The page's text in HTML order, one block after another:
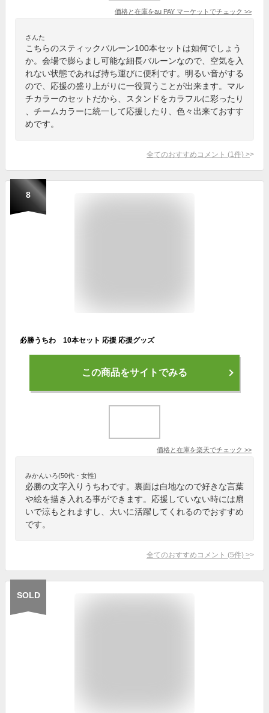
価格と在庫をau PAY マーケット でチェック >>
さんた
こちらのスティックバルーン100本セットは如何でしょう
か。会場で膨らまし可能な細長バルーンなので、空気を入
れない状態であれば持ち運びに便利です。明るい音がする
ので、応援の盛り上がりに一役買うことが出来ます。マル
チカラーのセットだから、スタンドをカラフルに彩ったり
、チームカラーに統一して応援したり、色々出来ておすす
めです。
全てのおすすめコメント (1 件) >
8
必勝うちわ 10本セット 応援 応援グッズ
この商品をサイトでみる
価格と在庫を楽天でチェック >>
みかんいろ(50代・女性)
必勝の文字入りうちわです。裏面は白地なので好きな言葉
や絵を描き入れる事ができます。応援していない時には扇
いで涼もとれますし、大いに活躍してくれるのでおすすめ
です。
全てのおすすめコメント (5件) >
SOLD